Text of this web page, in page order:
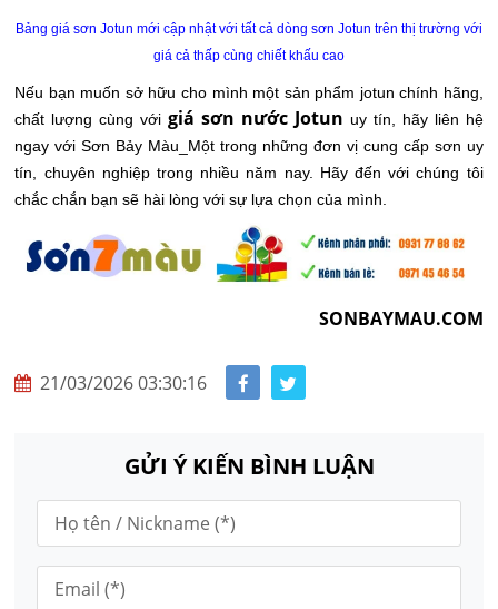
Bảng giá sơn Jotun mới cập nhật với tất cả dòng sơn Jotun trên thị trường với
giá cả thấp cùng chiết khấu cao
Nếu bạn muốn sở hữu cho mình một sản phẩm jotun chính hãng,
chất lượng cùng vớigiá sơn nước Jotun uy tín, hãy liên hệ
ngay với Sơn Bảy Màu_Một trong những đơn vị cung cấp sơn uy
tín, chuyên nghiệp trong nhiều năm nay. Hãy đến với chúng tôi
chắc chắn bạn sẽ hài lòng với sự lựa chọn của mình.
SONBAYMAU.COM
21/03/2026 03:30:16
GỬI Ý KIẾN BÌNH LUẬN